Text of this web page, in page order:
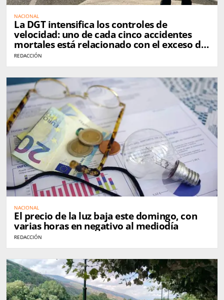
NACIONAL
La DGT intensifica los controles de
velocidad: uno de cada cinco accidentes
mortales está relacionado con el exceso de
velocidad
REDACCIÓN
NACIONAL
El precio de la luz baja este domingo, con
varias horas en negativo al mediodía
REDACCIÓN